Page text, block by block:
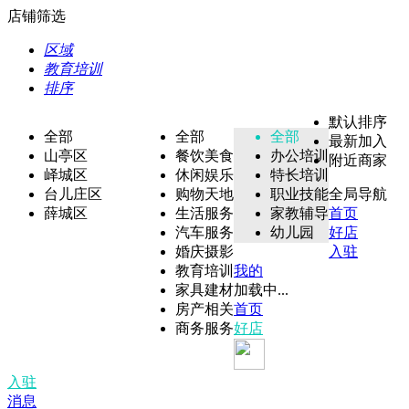
店铺筛选
区域
教育培训
排序
全部
山亭区
峄城区
台儿庄区
薛城区
全部
餐饮美食
休闲娱乐
购物天地
生活服务
汽车服务
婚庆摄影
教育培训
家具建材
房产相关
商务服务
全部
办公培训
特长培训
职业技能
家教辅导
幼儿园
默认排序
最新加入
附近商家
全局导航
首页
好店
入驻
我的
加载中...
首页
好店
入驻
消息